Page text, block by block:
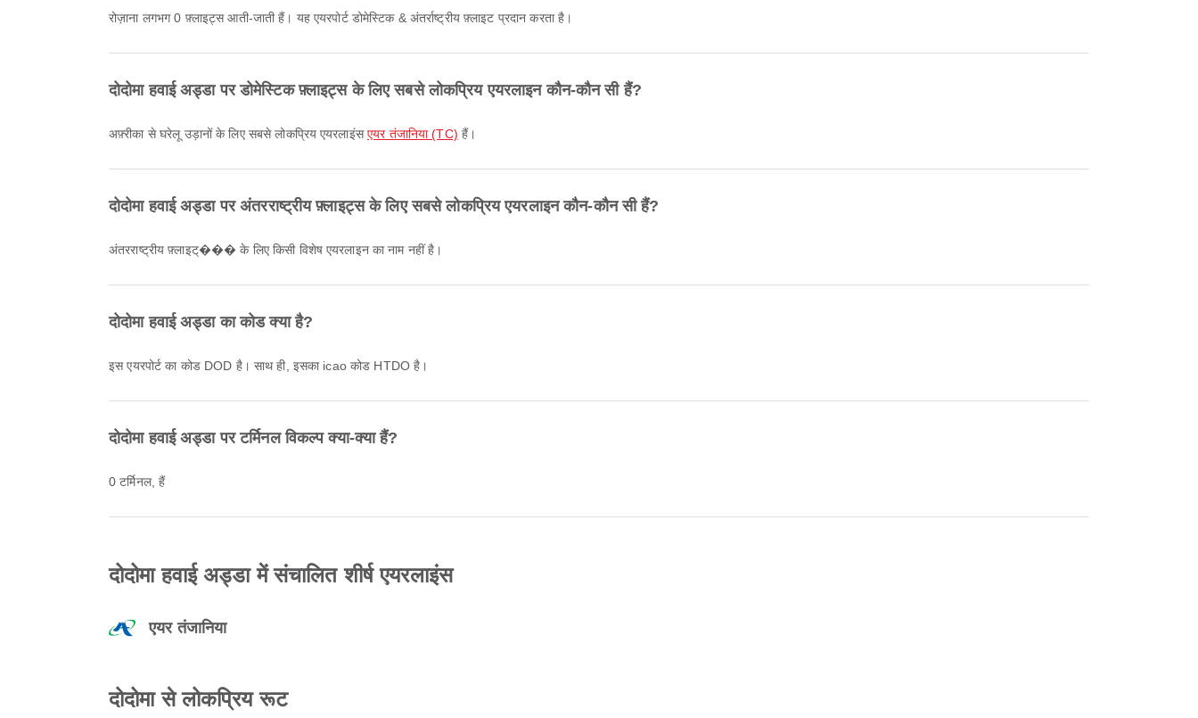
रोज़ाना लगभग 0 फ़्लाइट्स आती-जाती हैं। यह एयरपोर्ट डोमेस्टिक & अंतर्राष्ट्रीय फ़्लाइट प्रदान करता है।
दोदोमा हवाई अड्डा पर डोमेस्टिक फ़्लाइट्स के लिए सबसे लोकप्रिय एयरलाइन कौन-कौन सी हैं?
अफ़्रीका से घरेलू उड़ानों के लिए सबसे लोकप्रिय एयरलाइंसएयर तंजानिया (TC) हैं।
दोदोमा हवाई अड्डा पर अंतरराष्ट्रीय फ़्लाइट्स के लिए सबसे लोकप्रिय एयरलाइन कौन-कौन सी हैं?
अंतरराष्ट्रीय फ़्लाइट्��� के लिए किसी विशेष एयरलाइन का नाम नहीं है।
दोदोमा हवाई अड्डा का कोड क्या है?
इस एयरपोर्ट का कोड DOD है। साथ ही, इसका icao कोड HTDO है।
दोदोमा हवाई अड्डा पर टर्मिनल विकल्प क्या-क्या हैं?
0 टर्मिनल, हैं
दोदोमा हवाई अड्डा में संचालित शीर्ष एयरलाइंस
एयर तंजानिया
दोदोमा से लोकप्रिय रूट